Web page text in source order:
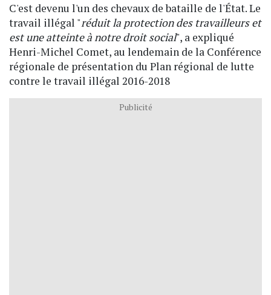
C'est devenu l'un des chevaux de bataille de l'État. Le
travail illégal "réduit la protection des travailleurs et
est une atteinte à notre droit social", a expliqué
Henri-Michel Comet, au lendemain de la Conférence
régionale de présentation du Plan régional de lutte
contre le travail illégal 2016-2018
Publicité